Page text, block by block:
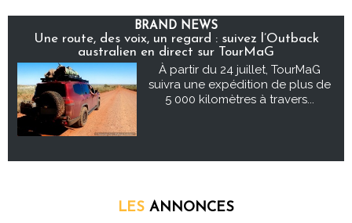
BRAND NEWS
Une route, des voix, un regard : suivez l’Outback
australien en direct sur TourMaG
À partir du 24 juillet, TourMaG
suivra une expédition de plus de
5 000 kilomètres à travers...
LES ANNONCES